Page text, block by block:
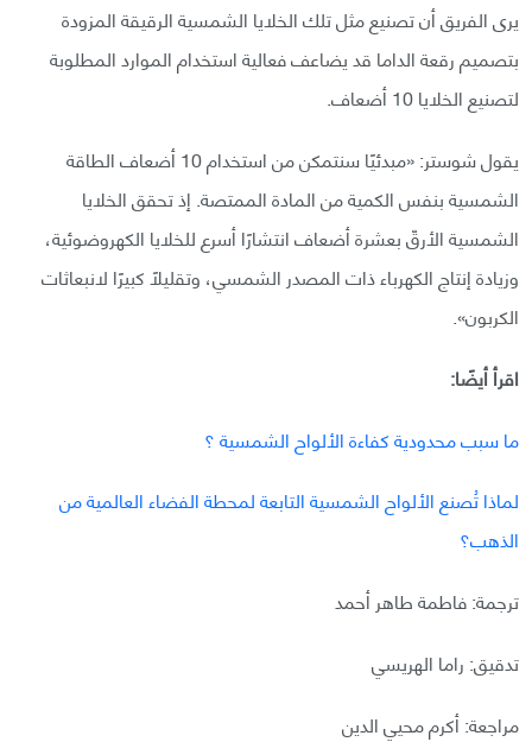
يرى الفريق أن تصنيع مثل تلك الخلايا الشمسية الرقيقة المزودة
بتصميم رقعة الداما قد يضاعف فعالية استخدام الموارد المطلوبة
لتصنيع الخلايا 10 أضعاف.
يقول شوستر: «مبدئيًا سنتمكن من استخدام 10 أضعاف الطاقة
الشمسية بنفس الكمية من المادة الممتصة. إذ تحقق الخلايا
الشمسية الأرقّ بعشرة أضعاف انتشارًا أسرع للخلايا الكهروضوئية،
وزيادة إنتاج الكهرباء ذات المصدر الشمسي، وتقليلًا كبيرًا لانبعاثات
الكربون».
اقرأ أيضًا:
ما سبب محدودية كفاءة الألواح الشمسية ؟
لماذا تُصنع الألواح الشمسية التابعة لمحطة الفضاء العالمية من
الذهب؟
ترجمة: فاطمة طاهر أحمد
تدقيق: راما الهريسي
مراجعة: أكرم محيي الدين